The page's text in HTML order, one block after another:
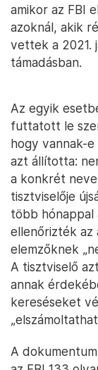
amikor az FBI
azoknál, akik
vettek a 2021.
támadásban.
Az egyik
futtatott le
hogy vannak-
azt állította:
a konkrét
tisztviselője
több
ellenőrizték az
elemzőknek
A tisztviselő
annak
kereséseket
A